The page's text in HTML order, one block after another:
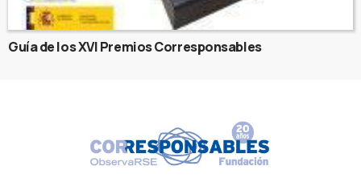
Guía de los XVI Premios Corresponsables